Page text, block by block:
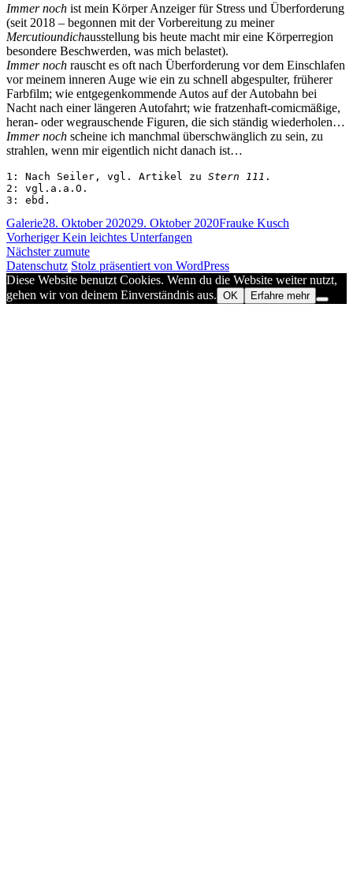
Immer noch ist mein Körper Anzeiger für Stress und Überforderung
(seit 2018 – begonnen mit der Vorbereitung zu meiner
Mercutioundichausstellung bis heute macht mir eine Körperregion
besondere Beschwerden, was mich belastet).
Immer noch rauscht es oft nach Überforderung vor dem Einschlafen
vor meinem inneren Auge wie ein zu schnell abgespulter, früherer
Farbfilm; wie entgegenkommende Autos auf der Autobahn bei
Nacht nach einer längeren Autofahrt; wie fratzenhaft-comicmäßige,
heran- oder wegrauschende Figuren, die sich ständig wiederholen…
Immer noch scheine ich manchmal überschwänglich zu sein, zu
strahlen, wenn mir eigentlich nicht danach ist…
1: Nach Seiler, vgl. Artikel zu Stern 111 .
2: vgl.a.a.O.
3: ebd.
Format
GalerieVeröffentlicht
am
28. Oktober 202029. Oktober 2020Autor
Frauke Kusch
Beitragsnavigation
Vorheriger Vorheriger
Beitrag:
Kein leichtes Unterfangen
Nächster Nächster
Beitrag:
zumute
Datenschutz Stolz präsentiert von WordPress
Diese Website benutzt Cookies. Wenn du die Website weiter nutzt,
gehen wir von deinem Einverständnis aus. OK Erfahre mehr